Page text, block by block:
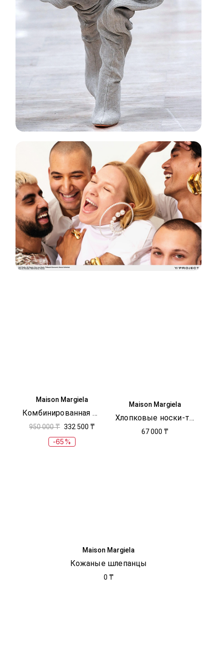
Maison Margiela
Комбинированная юбка с принтом
950 000 ₸ 332 500 ₸
-65%
Maison Margiela
Хлопковые носки-таби
67 000 ₸
Maison Margiela
Кожаные шлепанцы
0 ₸